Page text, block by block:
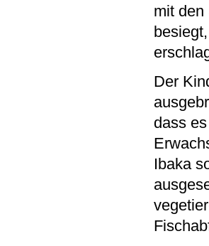
mit den
Der
dass
Ibaka